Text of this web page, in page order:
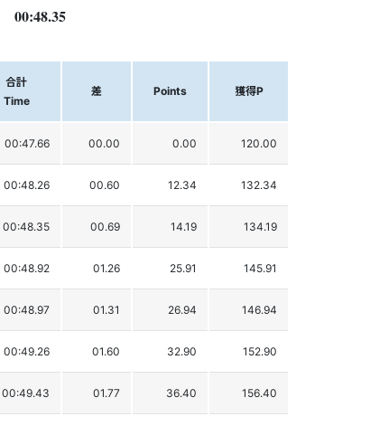
00:48.35
合計
Time
差 Points 獲得P
00:47.66 00.00 0.00 120.00
00:48.26 00.60 12.34 132.34
00:48.35 00.69 14.19 134.19
00:48.92 01.26 25.91 145.91
00:48.97 01.31 26.94 146.94
00:49.26 01.60 32.90 152.90
00:49.43 01.77 36.40 156.40